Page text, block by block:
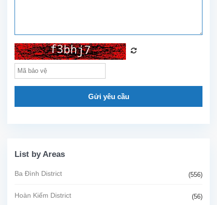
Gửi yêu cầu
List by Areas
Ba Đình District (556)
Hoàn Kiếm District (56)